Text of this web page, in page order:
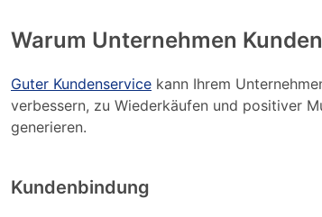
Warum Unternehmen
Guter Kundenservice kann Ihrem
verbessern, zu Wiederkäufen und positiver
generieren.
Kundenbindung